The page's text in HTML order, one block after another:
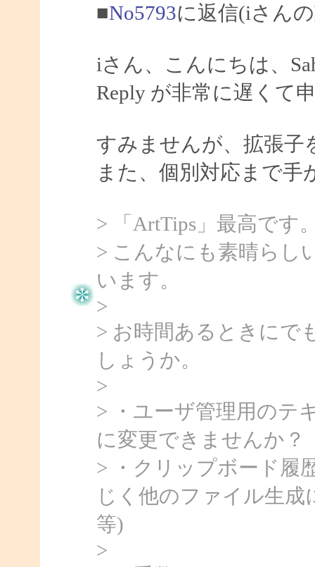
■No5793に返信(iさん
iさん、こんにちは、
Reply が非常に遅くて
すみませんが、拡張子
また、個別対応まで手
> 「ArtTips」最高です
> こんなにも素晴らし
います。
>
> お時間あるときにで
しょうか。
>
> ・ユーザ管理用のテ
に変更できませんか？
> ・クリップボード履
じく他のファイル生
等)
>